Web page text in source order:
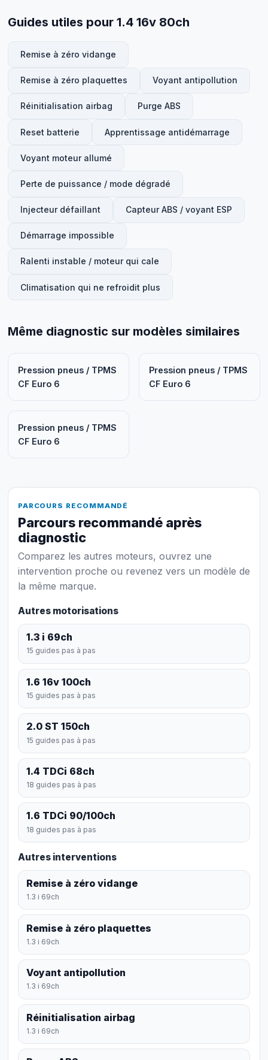
Guides utiles pour 1.4 16v 80ch
Remise à zéro vidange
Remise à zéro plaquettes Voyant antipollution
Réinitialisation airbag Purge ABS
Reset batterie Apprentissage antidémarrage
Voyant moteur allumé
Perte de puissance / mode dégradé
Injecteur défaillant Capteur ABS / voyant ESP
Démarrage impossible
Ralenti instable / moteur qui cale
Climatisation qui ne refroidit plus
Même diagnostic sur modèles similaires
Pression pneus / TPMS
CF Euro 6
Pression pneus / TPMS
CF Euro 6
Pression pneus / TPMS
CF Euro 6
PARCOURS RECOMMANDÉ
Parcours recommandé après
diagnostic
Comparez les autres moteurs, ouvrez une
intervention proche ou revenez vers un modèle de
la même marque.
Autres motorisations
1.3 i 69ch
15 guides pas à pas
1.6 16v 100ch
15 guides pas à pas
2.0 ST 150ch
15 guides pas à pas
1.4 TDCi 68ch
18 guides pas à pas
1.6 TDCi 90/100ch
18 guides pas à pas
Autres interventions
Remise à zéro vidange
1.3 i 69ch
Remise à zéro plaquettes
1.3 i 69ch
Voyant antipollution
1.3 i 69ch
Réinitialisation airbag
1.3 i 69ch